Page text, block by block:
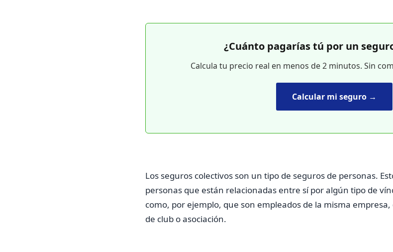
¿Cuánto pagarías tú por un
Calcula tu precio real en menos de 2 minutos. Sin
Calcular mi seguro →
Los seguros colectivos son un tipo de seguros de personas.
personas que están relacionadas entre sí por algún tipo de
como, por ejemplo, que son empleados de la misma
de club o asociación.